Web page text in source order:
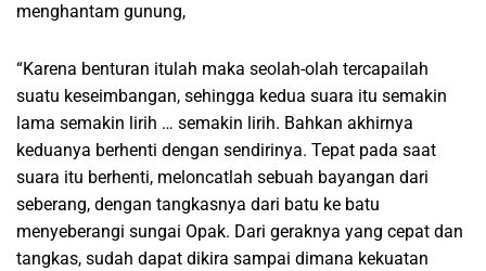
menghantam gunung,
“Karena benturan itulah maka seolah-olah tercapailah
suatu keseimbangan, sehingga kedua suara itu semakin
lama semakin lirih … semakin lirih. Bahkan akhirnya
keduanya berhenti dengan sendirinya. Tepat pada saat
suara itu berhenti, meloncatlah sebuah bayangan dari
seberang, dengan tangkasnya dari batu ke batu
menyeberangi sungai Opak. Dari geraknya yang cepat dan
tangkas, sudah dapat dikira sampai dimana kekuatan